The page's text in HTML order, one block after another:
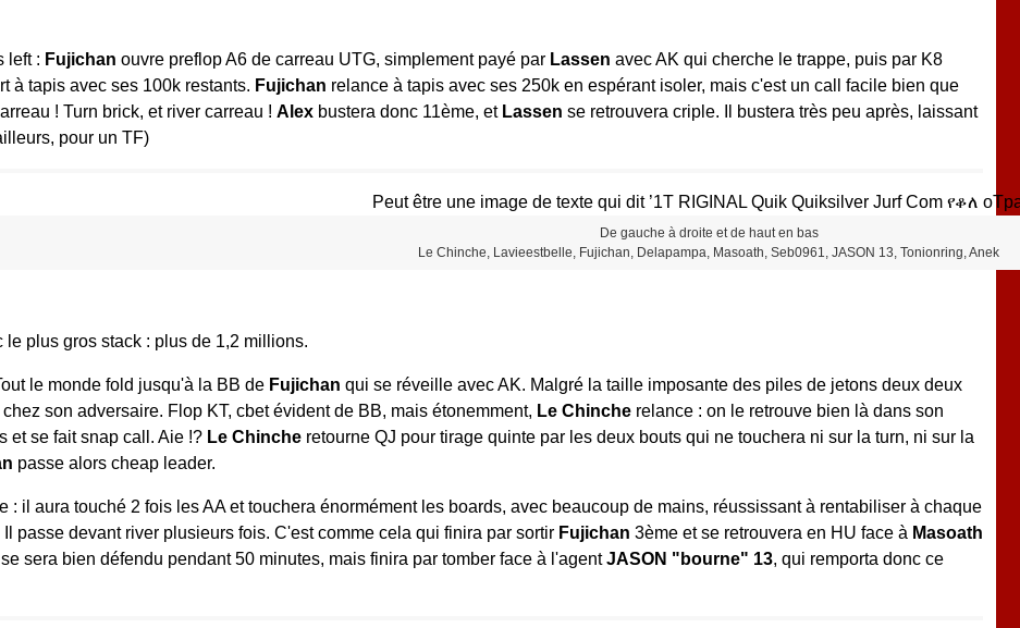
left : Fujichan ouvre preflop A6 de carreau UTG, simplement payé par Lassen avec AK qui cherche le trappe, puis par K8
à tapis avec ses 100k restants. Fujichan relance à tapis avec ses 250k en espérant isoler, mais c'est un call facile bien que
! Turn brick, et river carreau ! Alex bustera donc 11ème, et Lassen se retrouvera criple. Il bustera très peu après, laissant
pour un TF)
De gauche à droite et de haut en bas
Le Chinche, Lavieestbelle, Fujichan, Delapampa, Masoath, Seb0961, JASON 13, Tonionring, Anek
le plus gros stack : plus de 1,2 millions.
le monde fold jusqu'à la BB de Fujichan qui se réveille avec AK. Malgré la taille imposante des piles de jetons deux deux
son adversaire. Flop KT, cbet évident de BB, mais étonemment, Le Chinche relance : on le retrouve bien là dans son
et se fait snap call. Aie !? Le Chinche retourne QJ pour tirage quinte par les deux bouts qui ne touchera ni sur la turn, ni sur la
passe alors cheap leader.
: il aura touché 2 fois les AA et touchera énormément les boards, avec beaucoup de mains, réussissant à rentabiliser à chaque
passe devant river plusieurs fois. C'est comme cela qui finira par sortir Fujichan 3ème et se retrouvera en HU face à Masoath
sera bien défendu pendant 50 minutes, mais finira par tomber face à l'agentJASON "bourne" 13, qui remporta donc ce